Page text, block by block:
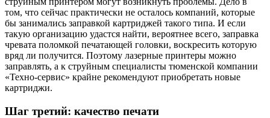
том, что сейчас практически не осталось компаний, которые
бы занимались заправкой картриджей такого типа. И если
такую организацию удастся найти, вероятнее всего, заправка
чревата поломкой печатающей головки, воскресить которую
вряд ли получится. Поэтому лазерные принтеры можно
заправлять, а к струйным специалисты тюменской компании
«Техно-сервис» крайне рекомендуют приобретать новые
картриджи.
Шаг третий: качество печати